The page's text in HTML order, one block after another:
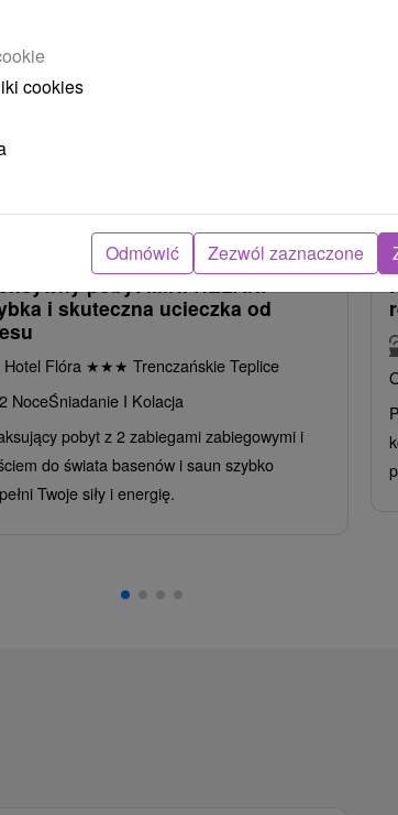
od404,77zł
/noc/osoba
pobyt MINI RELAX:
i skuteczna ucieczka od
Hotel Flóra ★★★ Trenczańskie Teplice
NoceŚniadanie I Kolacja
pobyt z 2 zabiegami zabiegowymi i
do świata basenów i saun szybko
Twoje siły i energię.
cookies
Odmówić Zezwól zaznaczone